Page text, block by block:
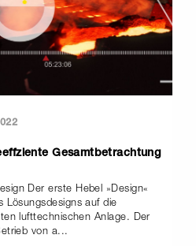
Gesamtbetrachtung
Der erste Hebel »Design«
Lösungsdesigns auf die
lufttechnischen Anlage. Der
von a...